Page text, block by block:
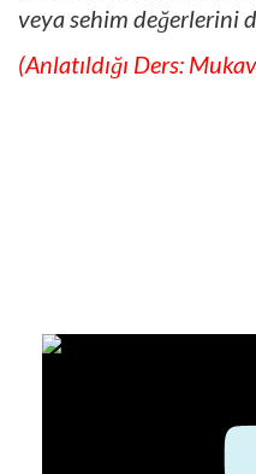
veya sehim değerlerini
(Anlatıldığı Ders: